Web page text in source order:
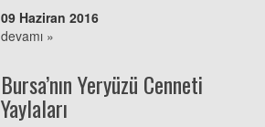
09 Haziran 2016
devamı »
Bursa’nın Yeryüzü Cenneti
Yaylaları